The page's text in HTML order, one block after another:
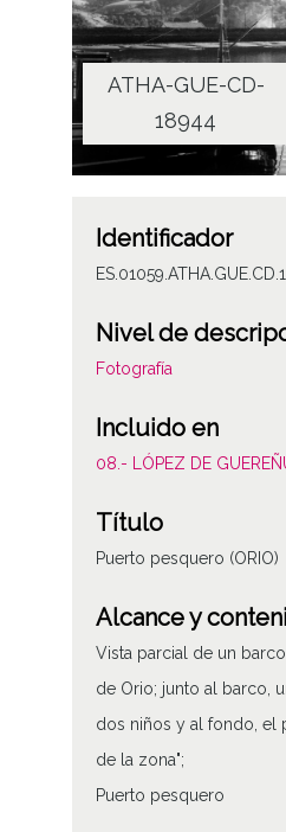
ATHA-GUE-CD-
18944
Identificador
Nivel de
Fotografía
Incluido en
08.- LÓPEZ DE
Título
Puerto pesquero (ORIO)
Alcance y
Vista parcial de un
de Orio; junto al barco,
dos niños y al fondo, el
de la zona";
Puerto pesquero